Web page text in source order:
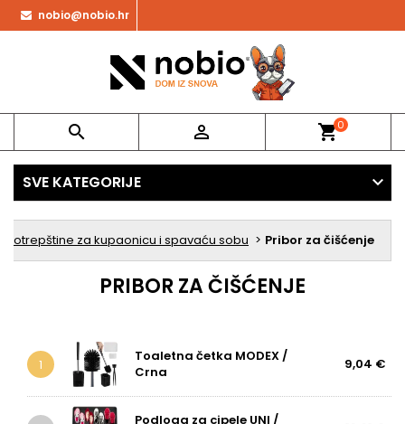
nobio@nobio.hr
  shopping_cart0
SVE KATEGORIJE
potrepštine za kupaonicu i spavaću sobu Pribor za čišćenje
PRIBOR ZA ČIŠĆENJE
1
Toaletna četka MODEX /
Crna
9,04 €
Podloga za cipele UNI /